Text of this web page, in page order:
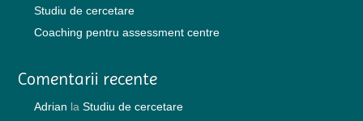
Studiu de cercetare
Coaching pentru assessment centre
Comentarii recente
Adrian laStudiu de cercetare